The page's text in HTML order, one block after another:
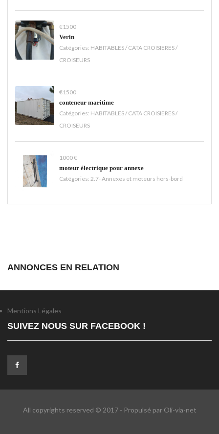
€1500
Verin
Catégories: HABITABLES / CATA CROISIERES /
CROISEURS
€1500
conteneur maritime
Catégories: HABITABLES / CATA CROISIERES /
CROISEURS
1000 €
moteur électrique pour annexe
Catégories: 2.7- Annexes et moteurs hors-bord
ANNONCES EN RELATION
Mentions Légales
SUIVEZ NOUS SUR FACEBOOK !
All copyrights reserved © 2017 - Propulsé par Oli-via-net